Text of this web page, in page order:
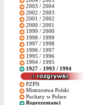
2003 / 2004
2002 / 2003
2001 / 2002
2000 / 2001
1999 / 2000
1998 / 1999
1997 / 1998
1996 / 1997
1995 / 1996
1994 / 1995
1927 - 1993 / 1994
PZPN
Mistrzostwa Polski
Puchary w Polsce
Reprezentanci